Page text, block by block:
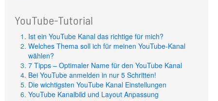
YouTube-Tutorial
Ist ein YouTube Kanal das richtige für mich?
Welches Thema soll ich für meinen YouTube-Kanal
wählen?
7 Tipps – Optimaler Name für den YouTube Kanal
Bei YouTube anmelden in nur 5 Schritten!
Die wichtigsten YouTube Kanal Einstellungen
YouTube Kanalbild und Layout Anpassung